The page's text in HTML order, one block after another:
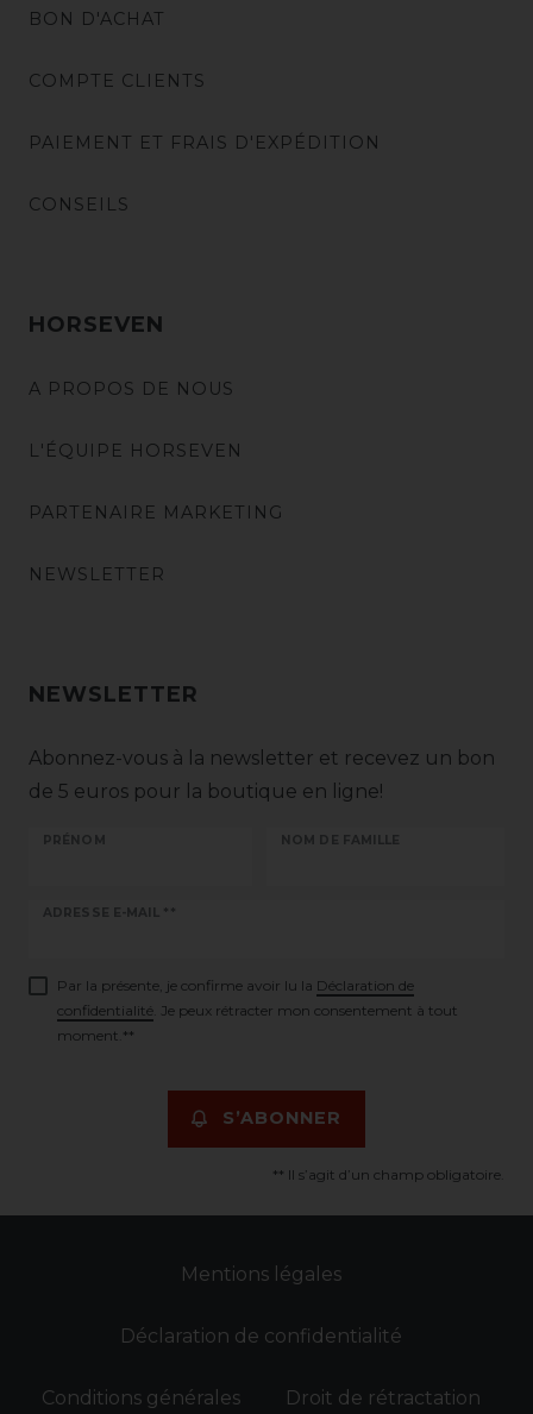
BON D'ACHAT
COMPTE CLIENTS
PAIEMENT ET FRAIS D'EXPÉDITION
CONSEILS
HORSEVEN
A PROPOS DE NOUS
L'ÉQUIPE HORSEVEN
PARTENAIRE MARKETING
NEWSLETTER
NEWSLETTER
Abonnez-vous à la newsletter et recevez un bon
de 5 euros pour la boutique en ligne!
PRÉNOM NOM DE FAMILLE
ADRESSE E-MAIL **
Ceres::Template.newsletterHoneypotLabel
Par la présente, je confirme avoir lu la Déclaration de
confidentialité . Je peux rétracter mon consentement à tout
moment.**
S’ABONNER
** Il s’agit d’un champ obligatoire.
Mentions légales
Déclaration de confidentialité
Conditions générales Droit de rétractation